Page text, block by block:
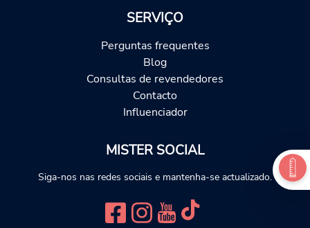
SERVIÇO
Perguntas frequentes
Blog
Consultas de revendedores
Contacto
Influenciador
MISTER SOCIAL
Siga-nos nas redes sociais e mantenha-se actualizado.